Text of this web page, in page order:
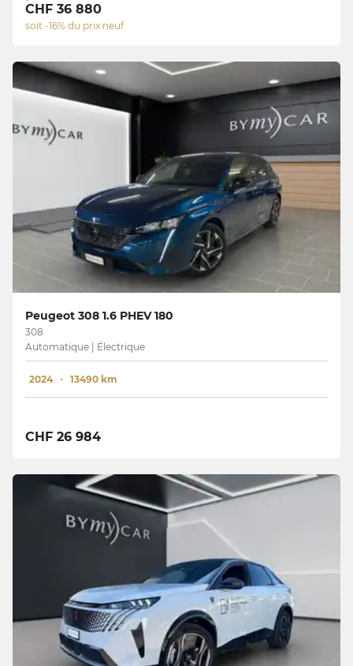
CHF 36 880
soit -16% du prix neuf
Peugeot 308 1.6 PHEV 180
308
Automatique | Électrique
2024 13490 km
CHF 26 984